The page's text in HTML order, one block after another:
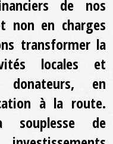
de nos
non en charges
transformer la
locales et
donateurs, en
à la route.
de